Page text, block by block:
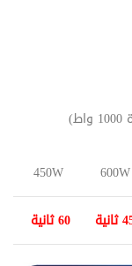
600W
450W
60 ثانية